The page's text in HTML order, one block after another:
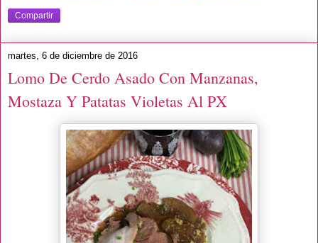
Compartir
martes, 6 de diciembre de 2016
Lomo De Cerdo Asado Con Manzanas,
Mostaza Y Patatas Violetas Al PX